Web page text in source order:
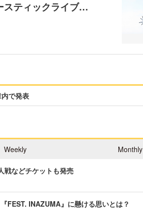
スティックライブ…
で発表
Weekly Monthly
などチケットも発売
FEST. INAZUMA』に懸ける思いとは？